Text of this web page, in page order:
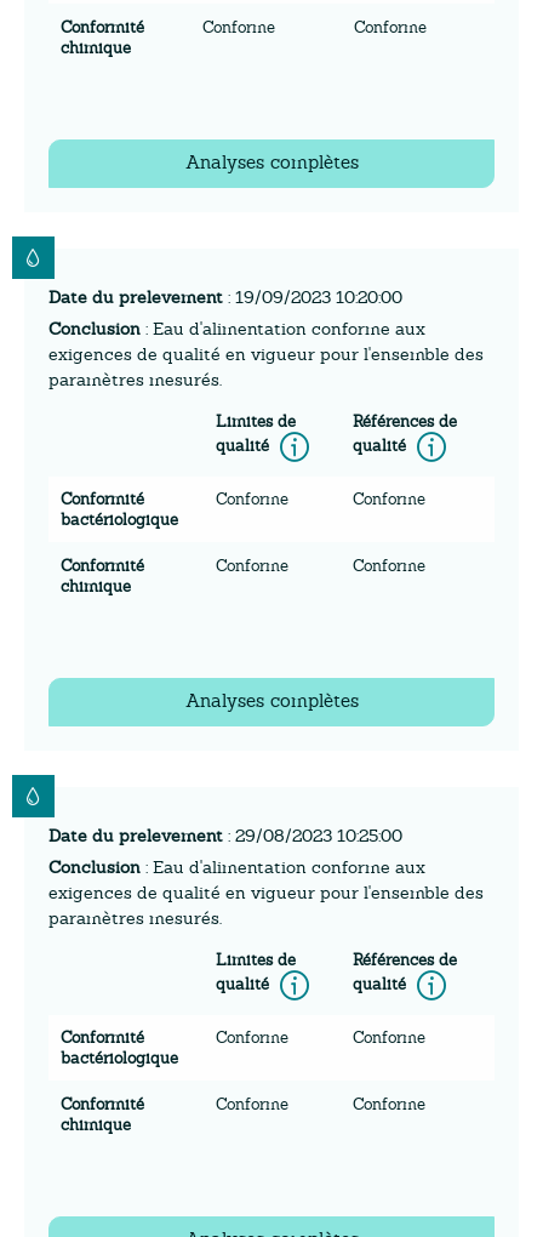
Conformité
chimique
Conforme Conforme
Analyses complètes
Date du prelevement : 19/09/2023 10:20:00
Conclusion : Eau d'alimentation conforme aux
exigences de qualité en vigueur pour l'ensemble des
paramètres mesurés.
Limites de
qualité
Information
Références de
qualité
Conformité
bactériologique
Conforme Conforme
Conformité
chimique
Conforme Conforme
Analyses complètes
Date du prelevement : 29/08/2023 10:25:00
Conclusion : Eau d'alimentation conforme aux
exigences de qualité en vigueur pour l'ensemble des
paramètres mesurés.
Limites de
qualité
Information
Références de
qualité
Conformité
bactériologique
Conforme Conforme
Conformité
chimique
Conforme Conforme